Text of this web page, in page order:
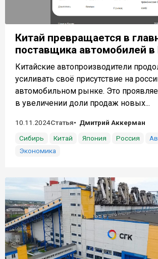
Китай превращается в
поставщика автомобилей
Китайские автопроизводители
усиливать своё присутствие на
автомобильном рынке. Это
в увеличении доли продаж новых...
10.11.2024Статья
Дмитрий Аккерман
Сибирь
Китай Япония Россия
Экономика